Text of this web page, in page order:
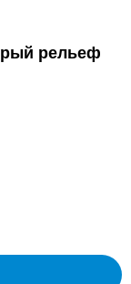
рельеф